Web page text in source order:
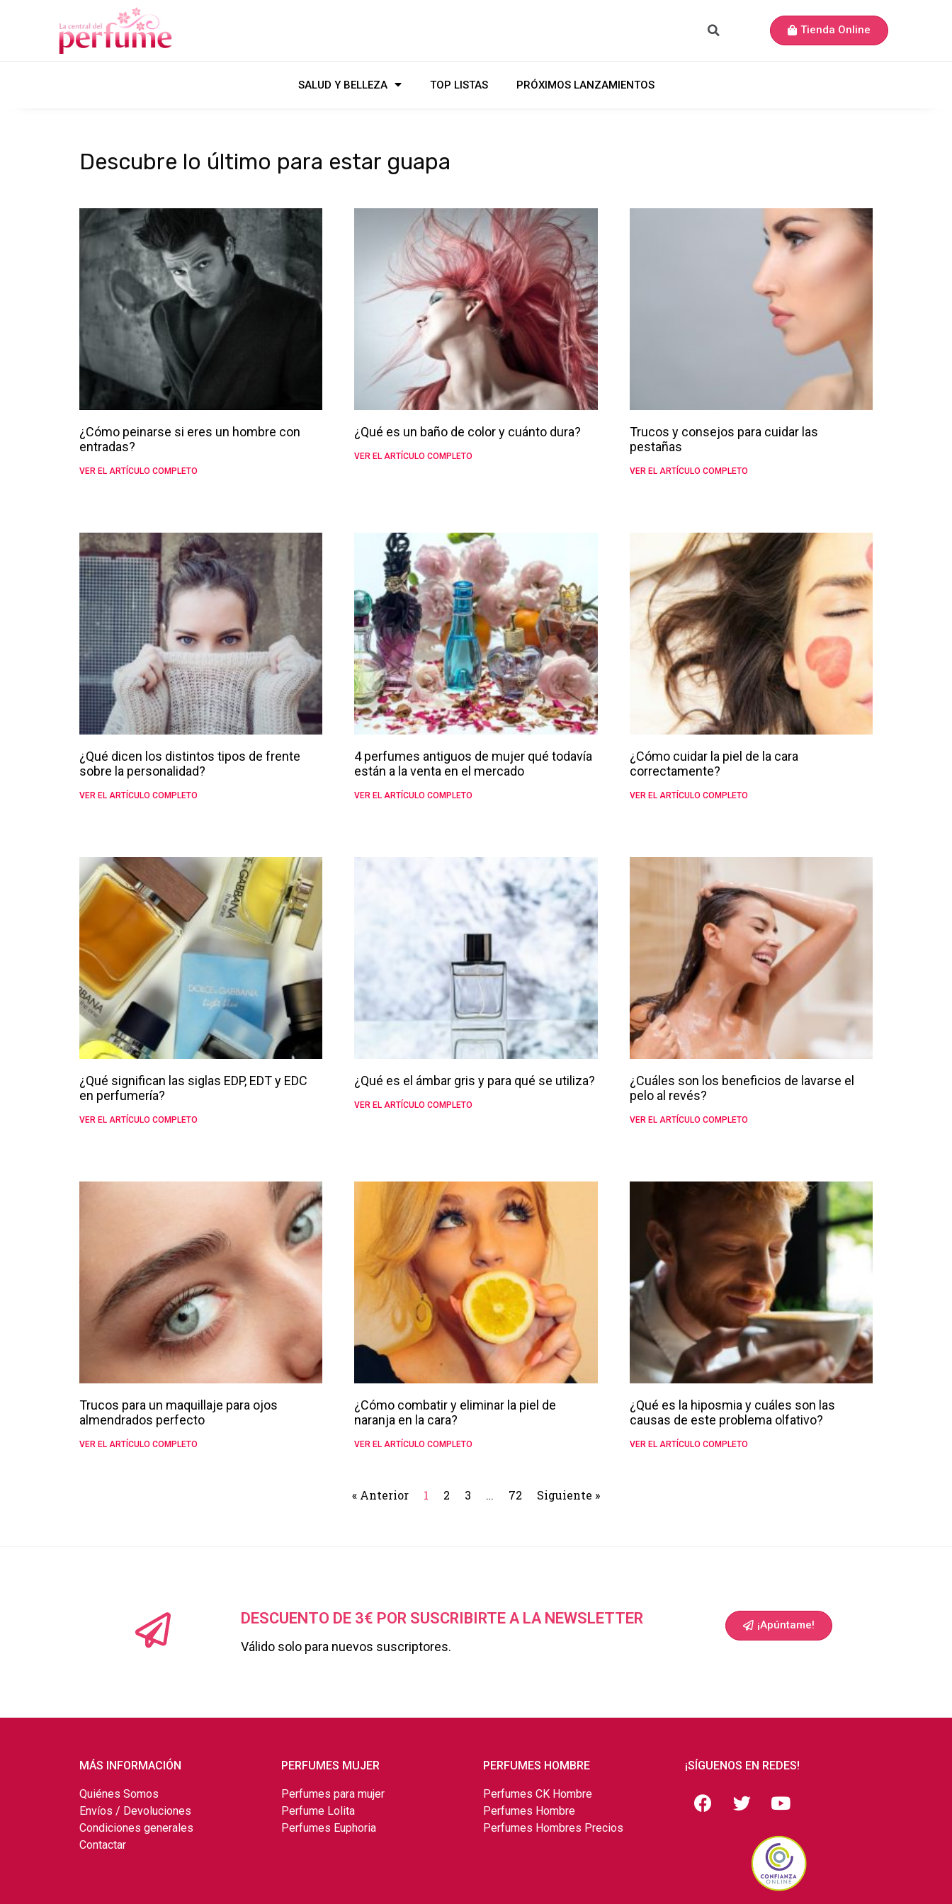
Tienda Online
SALUD Y BELLEZA TOP LISTAS PRÓXIMOS LANZAMIENTOS
Descubre lo último para estar guapa
¿Cómo peinarse si eres un hombre con
entradas?
VER EL ARTÍCULO COMPLETO
¿Qué es un baño de color y cuánto dura?
VER EL ARTÍCULO COMPLETO
Trucos y consejos para cuidar las
pestañas
VER EL ARTÍCULO COMPLETO
¿Qué dicen los distintos tipos de frente
sobre la personalidad?
VER EL ARTÍCULO COMPLETO
4 perfumes antiguos de mujer qué todavía
están a la venta en el mercado
VER EL ARTÍCULO COMPLETO
¿Cómo cuidar la piel de la cara
correctamente?
VER EL ARTÍCULO COMPLETO
¿Qué significan las siglas EDP, EDT y EDC
en perfumería?
VER EL ARTÍCULO COMPLETO
¿Qué es el ámbar gris y para qué se utiliza?
VER EL ARTÍCULO COMPLETO
¿Cuáles son los beneficios de lavarse el
pelo al revés?
VER EL ARTÍCULO COMPLETO
Trucos para un maquillaje para ojos
almendrados perfecto
VER EL ARTÍCULO COMPLETO
¿Cómo combatir y eliminar la piel de
naranja en la cara?
VER EL ARTÍCULO COMPLETO
¿Qué es la hiposmia y cuáles son las
causas de este problema olfativo?
VER EL ARTÍCULO COMPLETO
« Anterior 1 2 3 … 72 Siguiente »
DESCUENTO DE 3€ POR SUSCRIBIRTE A LA NEWSLETTER
Válido solo para nuevos suscriptores.
¡Apúntame!
MÁS INFORMACIÓN
Quiénes Somos
Envíos / Devoluciones
Condiciones generales
Contactar
PERFUMES MUJER
Perfumes para mujer
Perfume Lolita
Perfumes Euphoria
PERFUMES HOMBRE
Perfumes CK Hombre
Perfumes Hombre
Perfumes Hombres Precios
¡SÍGUENOS EN REDES!